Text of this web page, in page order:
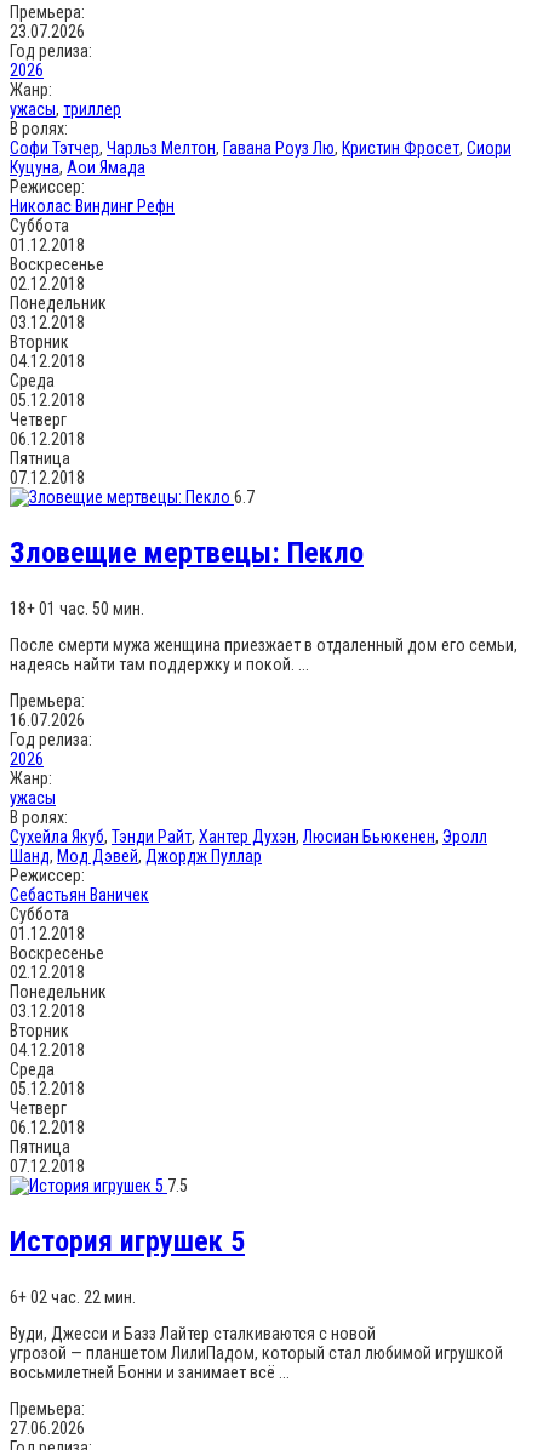
Премьера:
23.07.2026
Год релиза:
2026
Жанр:
ужасы, триллер
В ролях:
Софи Тэтчер, Чарльз Мелтон, Гавана Роуз Лю, Кристин Фросет, Сиори
Куцуна, Аои Ямада
Режиссер:
Николас Виндинг Рефн
Суббота
01.12.2018
Воскресенье
02.12.2018
Понедельник
03.12.2018
Вторник
04.12.2018
Среда
05.12.2018
Четверг
06.12.2018
Пятница
07.12.2018
6.7
Зловещие мертвецы: Пекло
18+01 час. 50 мин.
После смерти мужа женщина приезжает в отдаленный дом его семьи,
надеясь найти там поддержку и покой. ...
Премьера:
16.07.2026
Год релиза:
2026
Жанр:
ужасы
В ролях:
Сухейла Якуб, Тэнди Райт, Хантер Духэн, Люсиан Бьюкенен, Эролл
Шанд, Мод Дэвей, Джордж Пуллар
Режиссер:
Себастьян Ваничек
Суббота
01.12.2018
Воскресенье
02.12.2018
Понедельник
03.12.2018
Вторник
04.12.2018
Среда
05.12.2018
Четверг
06.12.2018
Пятница
07.12.2018
7.5
История игрушек 5
6+02 час. 22 мин.
Вуди, Джесси и Базз Лайтер сталкиваются с новой
угрозой — планшетом ЛилиПадом, который стал любимой игрушкой
восьмилетней Бонни и занимает всё ...
Премьера:
27.06.2026